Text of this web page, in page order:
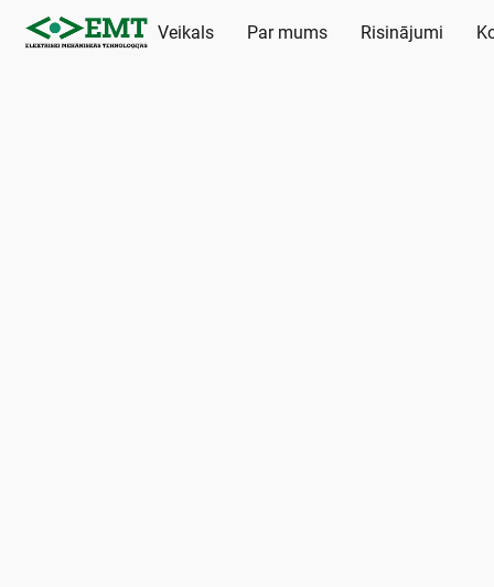
Veikals Par mums Risinājumi